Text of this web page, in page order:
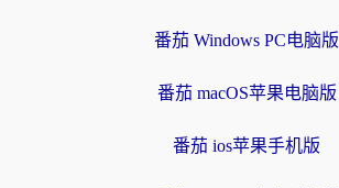
番茄 Windows PC电脑版
番茄 macOS苹果电脑版
番茄 ios苹果手机版